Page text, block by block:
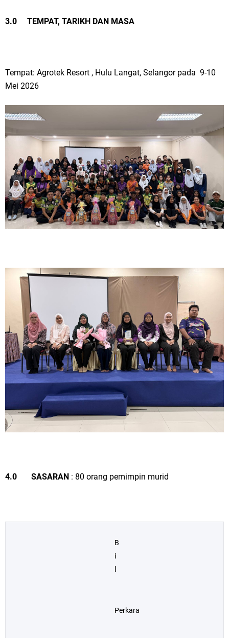
3.0 TEMPAT, TARIKH DAN MASA
Tempat: Agrotek Resort , Hulu Langat, Selangor pada 9-10
Mei 2026
4.0 SASARAN : 80 orang pemimpin murid
B
i
l
Perkara